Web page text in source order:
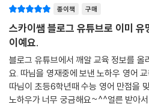
는, 일단 영어를 영어로 받아들이며 의미
상상하고 추상적인 것을 시각화하며 받
는, 그렇게 파악한 내용을 지문이 끝날 때
며 요약하는 것입니다. 파악한 의미를
서 나에게 맞는 요리로 재탄생시킵니다.
해력입니다.
셋째, 주 2~3회 일 1시간, 압축적으로 공
간도 확보한다.
넷째, 수능에서 끝나는 게 아니라 대학 이
한다.
다섯째, 12년 수백 명을 가르친 영어 교
과적인 교수법이다.
여섯째, 학습 계획표를 기반으로 한 학
종이책 구매
스카이쌤 블로그 유튜브로 이미
이예요.
블로그 유튜브에서 깨알 교육 정보를 올
요. 따님을 영재중에 보낸 노하우 영어
따님이 초등6학년때 수능 영어 만점을
노하우가 너무 궁금해요~^^얼른 받아